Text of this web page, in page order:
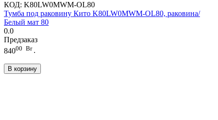
КОД: K80LW0MWM-OL80
Тумба под раковину Кито K80LW0MWM-OL80, раковина/
Белый мат 80
0.0
Предзаказ
84000 Br .
В корзину